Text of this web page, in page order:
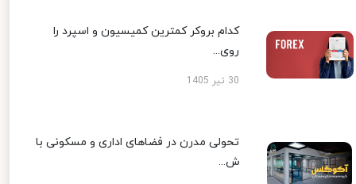
کدام بروکر کمترین کمیسیون و اسپرد را
روی...
30 تیر 1405
تحولی مدرن در فضاهای اداری و مسکونی با
ش...